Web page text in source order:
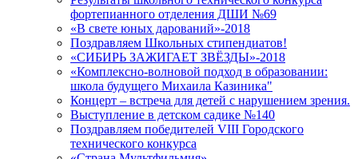
фортепианного отделения ДШИ №69
«В свете юных дарований»-2018
Поздравляем Школьных стипендиатов!
«СИБИРЬ ЗАЖИГАЕТ ЗВЁЗДЫ»-2018
«Комплексно-волновой подход в образовании:
школа будущего Михаила Казиника"
Концерт – встреча для детей с нарушением зрения.
Выступление в детском садике №140
Поздравляем победителей VIII Городского
технического конкурса